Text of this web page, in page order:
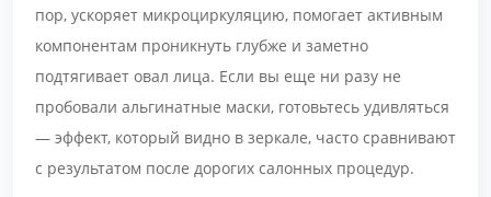
пор, ускоряет микроциркуляцию, помогает активным
компонентам проникнуть глубже и заметно
подтягивает овал лица. Если вы еще ни разу не
пробовали альгинатные маски, готовьтесь удивляться
— эффект, который видно в зеркале, часто сравнивают
с результатом после дорогих салонных процедур.